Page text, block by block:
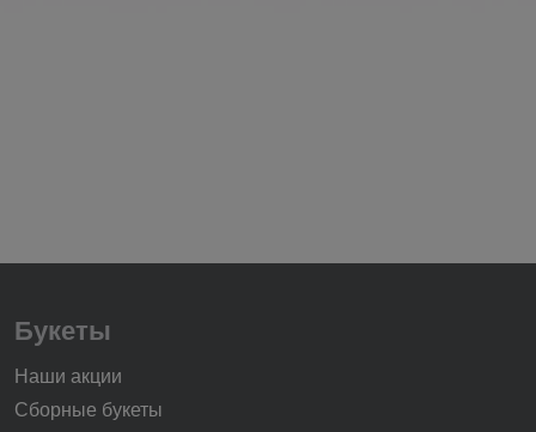
Букеты
Наши акции
Сборные букеты